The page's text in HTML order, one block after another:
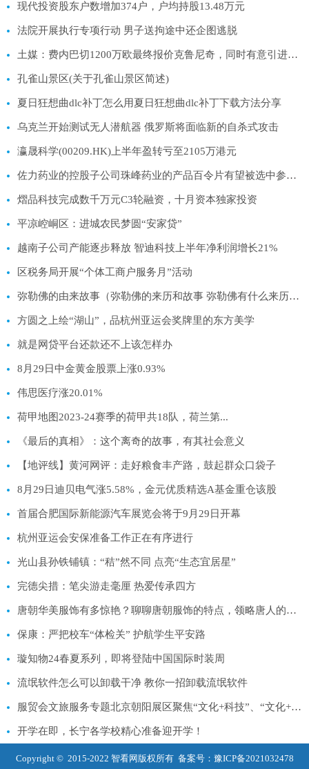
现代投资股东户数增加374户，户均持股13.48万元
法院开展执行专项行动 男子送拘途中还企图逃脱
土媒：费内巴切1200万欧最终报价克鲁尼奇，同时有意引进托马斯
孔雀山景区(关于孔雀山景区简述)
夏日狂想曲dlc补丁怎么用夏日狂想曲dlc补丁下载方法分享
乌克兰开始测试无人潜航器 俄罗斯将面临新的自杀式攻击
瀛晟科学(00209.HK)上半年盈转亏至2105万港元
佐力药业的控股子公司珠峰药业的产品百令片有望被选中参与上海市中成药带量采购
熠品科技完成数千万元C3轮融资，十月资本独家投资
平凉崆峒区：进城农民梦圆“安家贷”
越南子公司产能逐步释放 智迪科技上半年净利润增长21%
区税务局开展“个体工商户服务月”活动
弥勒佛的由来故事（弥勒佛的来历和故事 弥勒佛有什么来历和故事）
方圆之上绘“湖山”，品杭州亚运会奖牌里的东方美学
就是网贷平台还款还不上该怎样办
8月29日中金黄金股票上涨0.93%
伟思医疗涨20.01%
荷甲地图2023-24赛季的荷甲共18队，荷兰第...
《最后的真相》：这个离奇的故事，有其社会意义
【地评线】黄河网评：走好粮食丰产路，鼓起群众口袋子
8月29日迪贝电气涨5.58%，金元优质精选A基金重仓该股
首届合肥国际新能源汽车展览会将于9月29日开幕
杭州亚运会安保准备工作正在有序进行
光山县孙铁铺镇：“秸”然不同 点亮“生态宜居星”
完德尖措：笔尖游走毫厘 热爱传承四方
唐朝华美服饰有多惊艳？聊聊唐朝服饰的特点，领略唐人的绰约风姿
保康：严把校车“体检关” 护航学生平安路
璇知物24春夏系列，即将登陆中国国际时装周
流氓软件怎么可以卸载干净 教你一招卸载流氓软件
服贸会文旅服务专题北京朝阳展区聚焦“文化+科技”、“文化+新消费”
开学在即，长宁各学校精心准备迎开学！
Copyright © 2015-2022 智看网版权所有 备案号： 豫ICP备2021032478